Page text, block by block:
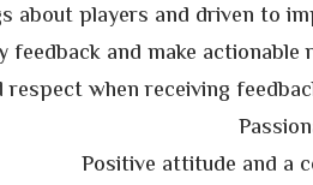
about players and driven to
and make actionable
respect when receiving
Positive attitude and a